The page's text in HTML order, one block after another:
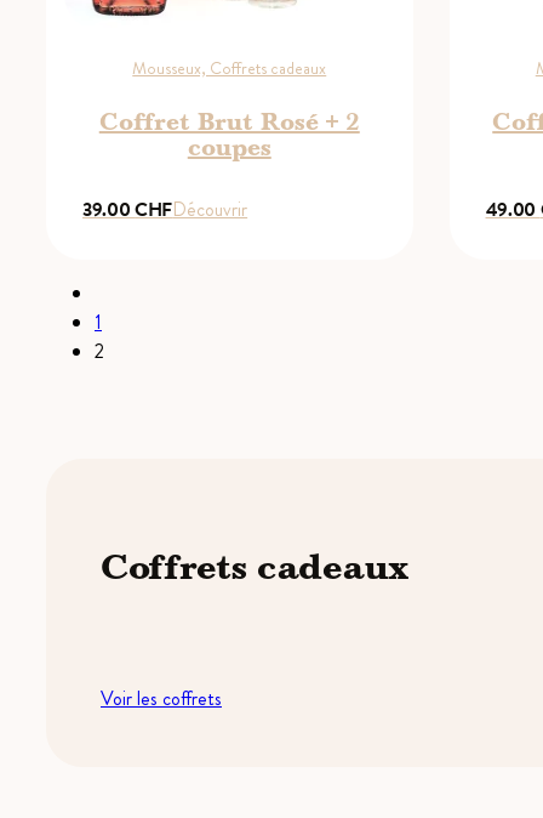
Mousseux, Coffrets cadeaux
Coffret Brut Rosé + 2
coupes
39.00CHFDécouvrir 49.00
1
2
Coffrets cadeaux
Voir les coffrets